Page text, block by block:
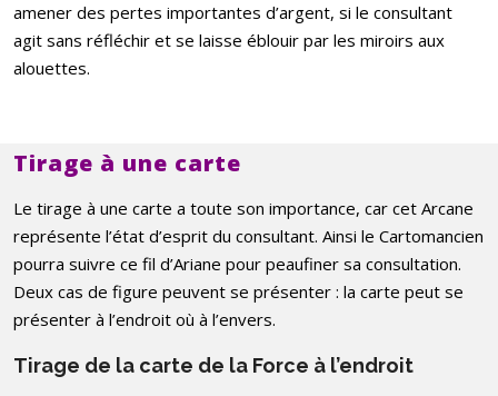
amener des pertes importantes d’argent, si le consultant
agit sans réfléchir et se laisse éblouir par les miroirs aux
alouettes.
Tirage à une carte
Le tirage à une carte a toute son importance, car cet Arcane
représente l’état d’esprit du consultant. Ainsi le Cartomancien
pourra suivre ce fil d’Ariane pour peaufiner sa consultation.
Deux cas de figure peuvent se présenter : la carte peut se
présenter à l’endroit où à l’envers.
Tirage de la carte de la Force à l’endroit